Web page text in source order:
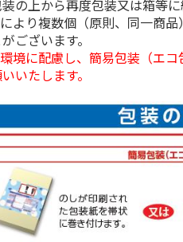
の上から再度包装又は箱等に
より複数個（原則、同一商
ございます。
境に配慮し、簡易包装（エ
いたします。